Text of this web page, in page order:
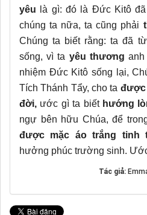
yêu là gì: đó là Đức Kitô
chúng ta nữa, ta cũng phải
Chúng ta biết rằng: ta đã
sống, vì ta yêu thương
nhiệm Đức Kitô sống lại,
Tích Thánh Tẩy, cho ta được
đời, ước gì ta biết hướng
ngự bên hữu Chúa, để
được mặc áo trắng tinh
hưởng phúc trường sinh.
Tác giả: